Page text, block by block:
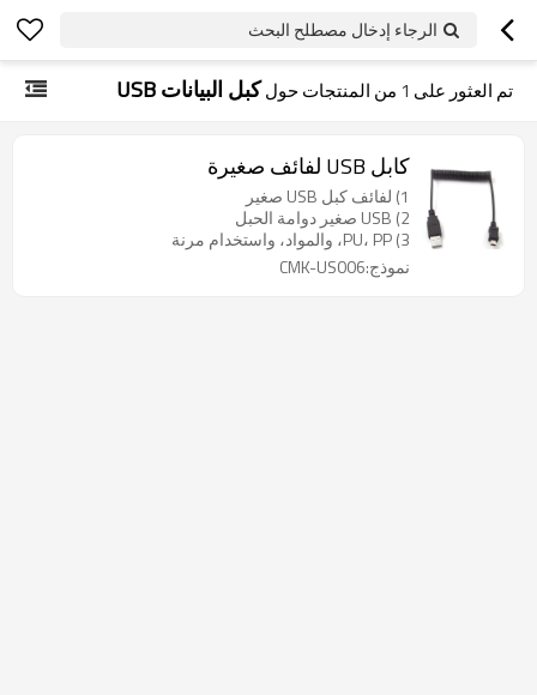
الرجاء إدخال مصطلح البحث
تم العثور على 1 من المنتجات حولكبل البيانات USB
كابل USB لفائف صغيرة
1) لفائف كبل USB صغير
2) USB صغير دوامة الحبل
3) PU، PP، والمواد، واستخدام مرنة
نموذج:CMK-US006